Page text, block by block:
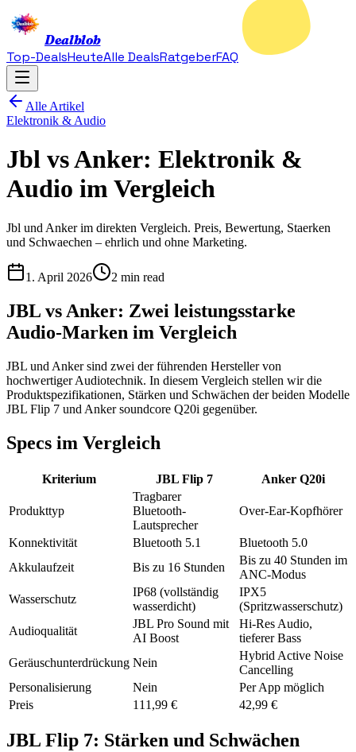
Dealblob
Top-DealsHeuteAlle DealsRatgeberFAQ
Alle Artikel
Elektronik & Audio
Jbl vs Anker: Elektronik &
Audio im Vergleich
Jbl und Anker im direkten Vergleich. Preis, Bewertung, Staerken
und Schwaechen – ehrlich und ohne Marketing.
1. April 2026 2 min read
JBL vs Anker: Zwei leistungsstarke
Audio-Marken im Vergleich
JBL und Anker sind zwei der führenden Hersteller von
hochwertiger Audiotechnik. In diesem Vergleich stellen wir die
Produktspezifikationen, Stärken und Schwächen der beiden Modelle
JBL Flip 7 und Anker soundcore Q20i gegenüber.
Specs im Vergleich
Kriterium JBL Flip 7 Anker Q20i
Produkttyp
Tragbarer
Bluetooth-
Lautsprecher
Over-Ear-Kopfhörer
Konnektivität Bluetooth 5.1
Bluetooth 5.0
Akkulaufzeit
Bis zu 16 Stunden
Bis zu 40 Stunden im
ANC-Modus
Wasserschutz
IP68 (vollständig
wasserdicht)
IPX5
(Spritzwasserschutz)
Audioqualität
JBL Pro Sound mit
AI Boost
Hi-Res Audio,
tieferer Bass
Geräuschunterdrückung Nein
Hybrid Active Noise
Cancelling
Personalisierung
Nein
Per App möglich
Preis
111,99 € 42,99 €
JBL Flip 7: Stärken und Schwächen